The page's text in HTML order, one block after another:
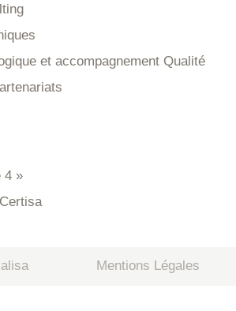
et accompagnement Qualité
4 »
Mentions Légales